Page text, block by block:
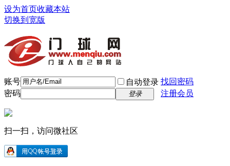
设为首页收藏本站
切换到宽版
账号 自动登录 找回密码
密码
登录 注册会员
扫一扫，访问微社区